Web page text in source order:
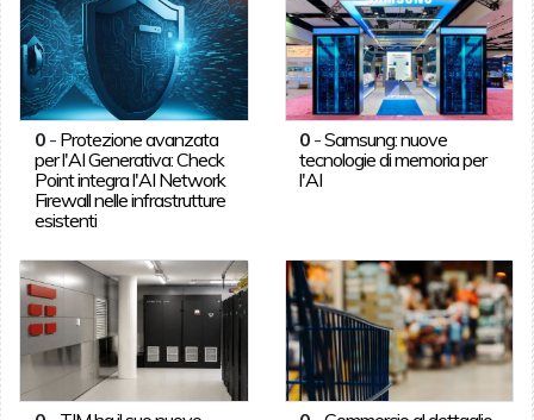
0- Protezione avanzata
per l'AI Generativa: Check
Point integra l'AI Network
Firewall nelle infrastrutture
esistenti
0 -Samsung: nuove
tecnologie di memoria per
l'AI